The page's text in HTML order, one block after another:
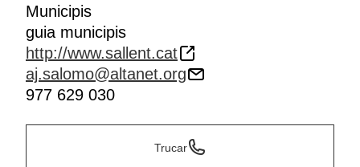
Municipis
guia municipis
http://www.sallent.cat
aj.salomo@altanet.org
977 629 030
Trucar